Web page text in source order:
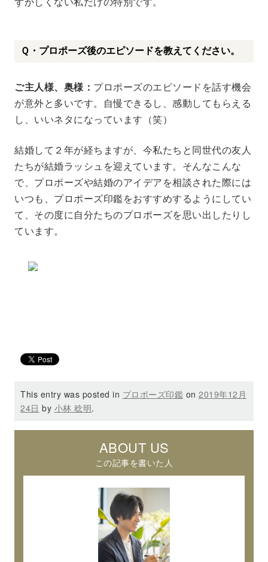
Ｑ・プロポーズ後のエピソードを教えてください。
ご主人様、奥様： プロポーズのエピソードを話す機会
が意外と多いです。自慢できるし、感動してもらえる
し、いいネタになっています（笑）
結婚して２年が経ちますが、今私たちと同世代の友人
たちが結婚ラッシュを迎えています。そんなこんな
で、プロポーズや結婚のアイデアを相談された際には
いつも、プロポーズ印鑑をおすすめするようにしてい
て、その度に自分たちのプロポーズを思い出したりし
ています。
This entry was posted in プロポーズ印鑑 on 2019年12月
24日 by 小林 稔明.
ABOUT US
この記事を書いた人